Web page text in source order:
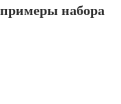
набора